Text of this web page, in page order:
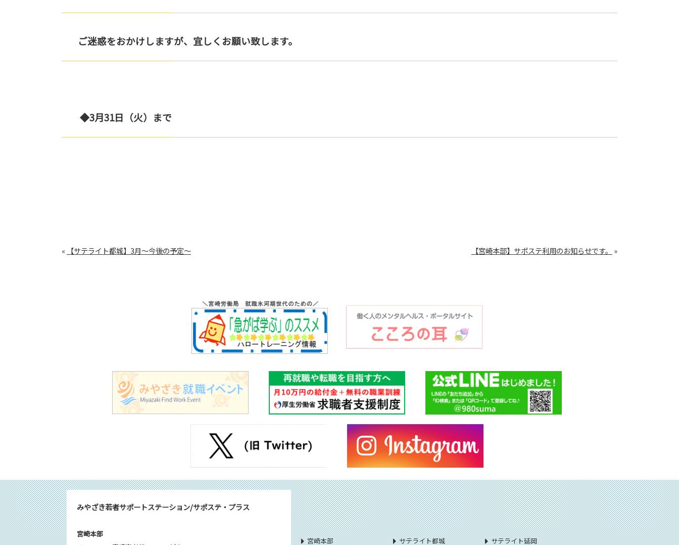
ご迷惑をおかけしますが、宜しくお願い致します。
◆3月31日（火）まで
« 【サテライト都城】3月～今後の予定～ 【宮崎本部】サポステ利用のお知らせです。 »
みやざき若者サポートステーション/サポステ・プラス
宮崎本部
宮崎本部 サテライト都城 サテライト延岡